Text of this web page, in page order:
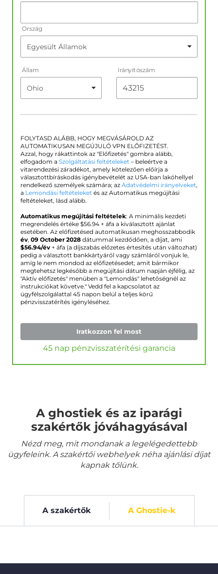
Ország
Állam Irányítószám
FOLYTASD ALÁBB, HOGY MEGVÁSÁROLD AZ
AUTOMATIKUSAN MEGÚJULÓ VPN ELŐFIZETÉST.
Azzal, hogy rákattintok az "Előfizetés" gombra alább,
elfogadom a Szolgáltatási feltételeket – beleértve a
vitarendezési záradékot, amely kötelezően előírja a
választottbíráskodás igénybevételét az USA-ban lakóhellyel
rendelkező személyek számára; az Adatvédelmi irányelveket,
a Lemondási feltételeket és az Automatikus megújítási
feltételeket, lásd alább.
Automatikus megújítási feltételek: A minimális kezdeti
megrendelés értéke $56.94 + áfa a kiválasztott ajánlat
esetében. Az előfizetésed automatikusan meghosszabbodik
év, 09 October 2028 dátummal kezdődően, a díjat, ami
$56.94/év + áfa (a díjszabás előzetes értesítés után változhat)
pedig a választott bankkártyáról vagy számláról vonjuk le,
amíg le nem mondod az előfizetésedet; amit bármikor
megtehetsz legkésőbb a megújítási dátum napján éjfélig, az
"Aktív előfizetés" menüben a "Lemondás" lehetőségnél az
instrukciókat követve." Vedd fel a kapcsolatot az
ügyfélszolgálattal 45 napon belül a teljes körű
pénzvisszatérítés igényléséhez.
Iratkozzon fel most
45 nap pénzvisszatérítési garancia
A ghostiek és az iparági
szakértők jóváhagyásával
Nézd meg, mit mondanak a legelégedettebb
ügyfeleink. A szakértői webhelyek néha ajánlási díjat
kapnak tőlünk.
A szakértők A Ghostie-k